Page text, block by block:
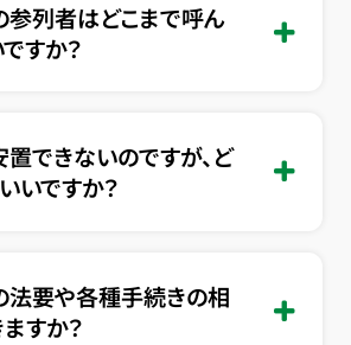
参列者はどこまで呼ん
すか？
できないのですが、ど
いですか？
法要や各種手続きの相
すか？